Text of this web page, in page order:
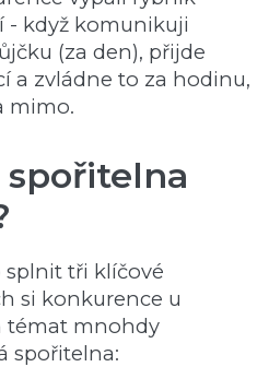
- když komunikuji
(za den), přijde
a zvládne to za hodinu,
mimo.
spořitelna
splnit tři klíčové
si konkurence u
témat mnohdy
spořitelna: